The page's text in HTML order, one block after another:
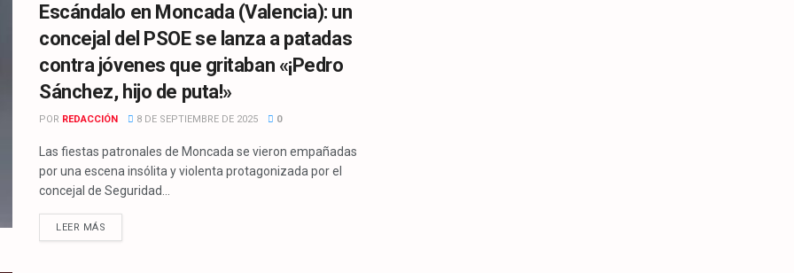
Escándalo en Moncada (Valencia): un
concejal del PSOE se lanza a patadas
contra jóvenes que gritaban «¡Pedro
Sánchez, hijo de puta!»
POR REDACCIÓN 8 DE SEPTIEMBRE DE 2025 0
Las fiestas patronales de Moncada se vieron empañadas
por una escena insólita y violenta protagonizada por el
concejal de Seguridad...
LEER MÁS